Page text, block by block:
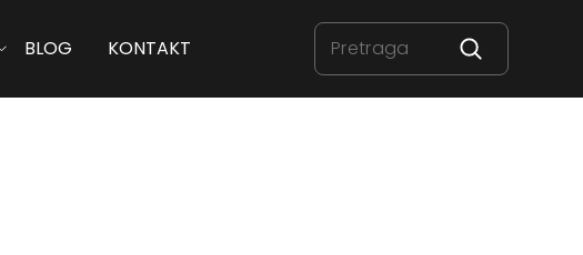
BLOG KONTAKT